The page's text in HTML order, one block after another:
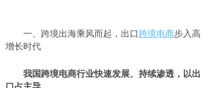
一、跨境出海乘风而起，出口 跨境电商步入高
增长时代
我国跨境电商行业快速发展、持续渗透，以出